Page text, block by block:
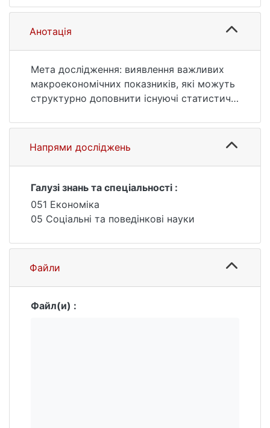
08
Економіка. Київ, 2022. 40 с. URL:
https://ir.library.knu.ua/handle/123456789/17
08 (дата звернення: 25.07.2026).
Анотація
Мета дослідження: виявлення важливих
макроекономічних показників, які можуть
структурно доповнити існуючі статистичні
Напрями досліджень
Галузі знань та спеціальності :
051 Економіка
05 Соціальні та поведінкові науки
Файли
Файл(и) :